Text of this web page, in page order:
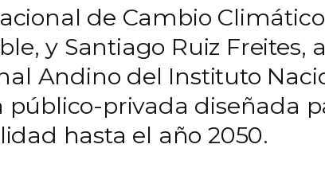
de Cambio
y Santiago Ruiz Freites,
Andino del Instituto
privada diseñada
hasta el año 2050.